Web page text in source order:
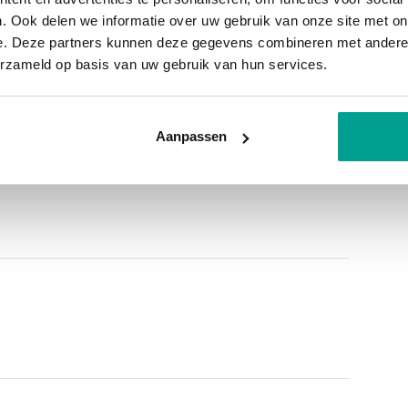
Ook delen we informatie over uw gebruik van onze site met
Deze partners kunnen deze gegevens combineren met
op basis van uw gebruik van hun services.
Aanpassen
uitstekend dienstdoen als extra slaap- of
Deze is voorzien van een
de aansluiting voor de wasmachine. Naast de
m2, perfect voor het opbergen van fietsen
is ca. € 247,- per maand. Voorschot
2035